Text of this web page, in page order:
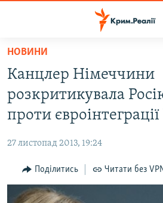
Перейти
основного
матеріалу
Перейти
до
основної
Перейти
до
пошуку
ВОДА.КРИМ
ВІДЕО ТА ФОТО
БЛОГИ
ПОГЛЯД
ІНТЕРВ'Ю
НОВИНИ
Канцлер Німеччини
розкритикувала
проти
27 листопад 2013, 19:24
Поділитись Читати без